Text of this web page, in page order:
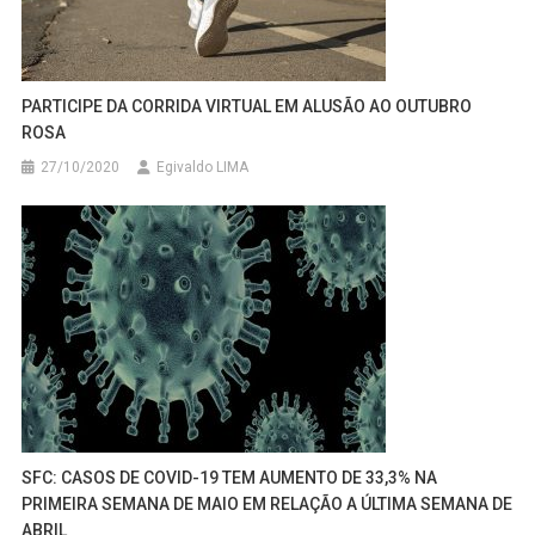
PARTICIPE DA CORRIDA VIRTUAL EM ALUSÃO AO OUTUBRO
ROSA
27/10/2020 Egivaldo LIMA
SFC: CASOS DE COVID-19 TEM AUMENTO DE 33,3% NA
PRIMEIRA SEMANA DE MAIO EM RELAÇÃO A ÚLTIMA SEMANA DE
ABRIL